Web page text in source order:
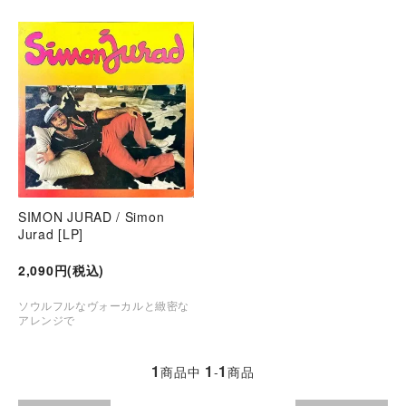
SIMON JURAD / Simon
Jurad [LP]
2,090円(税込)
ソウルフルなヴォーカルと緻密な
アレンジで
1商品中 1 -1商品